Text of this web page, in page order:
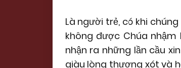
Là người trẻ, có khi
không được Chúa
nhận ra những lần cầu
giàu lòng thương xót và